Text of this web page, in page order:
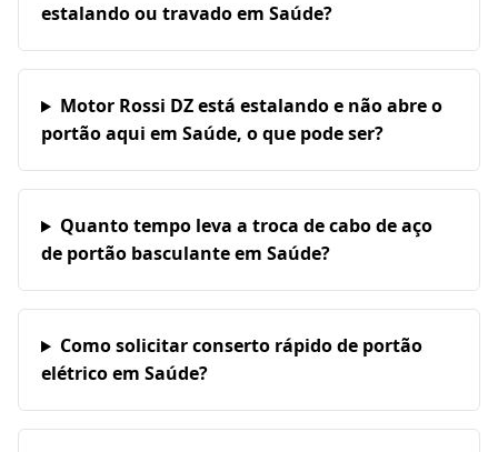
estalando ou travado em Saúde?
Motor Rossi DZ está estalando e não abre o
portão aqui em Saúde, o que pode ser?
Quanto tempo leva a troca de cabo de aço
de portão basculante em Saúde?
Como solicitar conserto rápido de portão
elétrico em Saúde?